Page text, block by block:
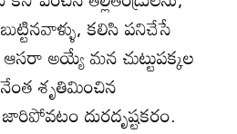
కలిసి పనిచేసే
అయ్యే మన చుట్టుపక్కల
శృతిమించిన
దురదృష్టకరం.